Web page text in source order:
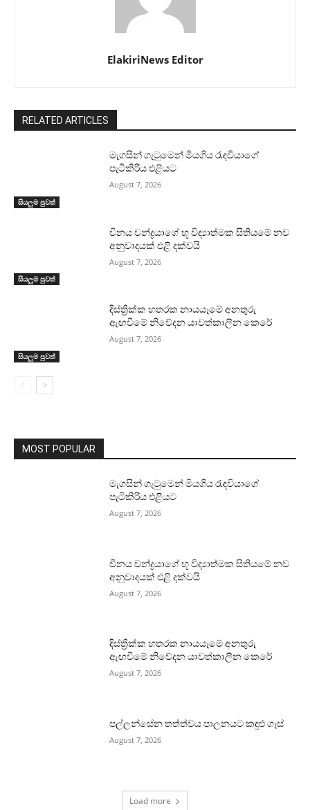
ElakiriNews Editor
RELATED ARTICLES
සියලුම පුවත්
මැගසින් ගැටුමෙන් මියගිය රැඳවියාගේ
පැටිකිරිය එළියට
August 7, 2026
සියලුම පුවත්
චීනය චන්ද්‍රයාගේ භූ විද්‍යාත්මක සිතියමේ නව
අනුවාදයක් එළි දක්වයි
August 7, 2026
සියලුම පුවත්
දිස්ත්‍රික්ක හතරක නායයෑමේ අනතුරු
ඇඟවීමේ නිවේදන යාවත්කාලීන කෙරේ
August 7, 2026
MOST POPULAR
මැගසින් ගැටුමෙන් මියගිය රැඳවියාගේ
පැටිකිරිය එළියට
August 7, 2026
චීනය චන්ද්‍රයාගේ භූ විද්‍යාත්මක සිතියමේ නව
අනුවාදයක් එළි දක්වයි
August 7, 2026
දිස්ත්‍රික්ක හතරක නායයෑමේ අනතුරු
ඇඟවීමේ නිවේදන යාවත්කාලීන කෙරේ
August 7, 2026
පල්ලන්සේන තත්ත්වය පාලනයට කඳුළු ගෑස්
August 7, 2026
Load more